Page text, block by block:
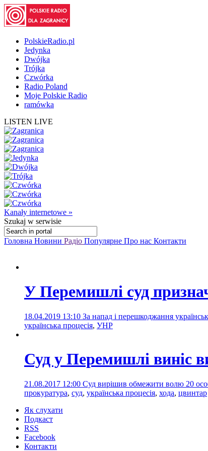
PolskieRadio.pl
Jedynka
Dwójka
Trójka
Czwórka
Radio Poland
Moje Polskie Radio
ramówka
LISTEN LIVE
Kanały internetowe »
Szukaj w serwisie
Головна Новини Радіо Популярне Про нас Контакти
У Перемишлі суд
18.04.2019 13:10 За напад і перешкоджання
українська процесія, УНР
Суд у Перемишлі виніс
21.08.2017 12:00 Суд вирішив обмежити волю 20
прокуратура, суд, українська процесія, хода, цвинтар
Як слухати
Подкаст
RSS
Facebook
Контакти